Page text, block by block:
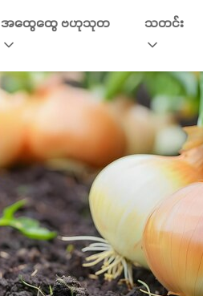
အထွေထွေ ဗဟုသုတ သတင်း